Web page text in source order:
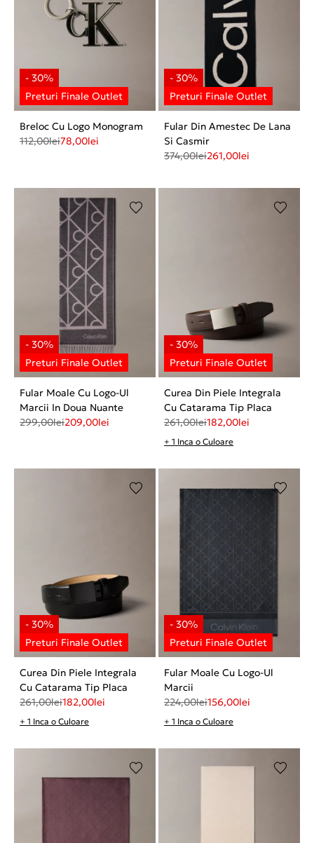
Breloc Cu Logo Monogram
112,00lei78,00lei
Fular Din Amestec De Lana
Si Casmir
374,00lei261,00lei
Fular Moale Cu Logo-Ul
Marcii In Doua Nuante
299,00lei209,00lei
Curea Din Piele Integrala
Cu Catarama Tip Placa
261,00lei182,00lei
+ 1 Inca o Culoare
Curea Din Piele Integrala
Cu Catarama Tip Placa
261,00lei182,00lei
+ 1 Inca o Culoare
Fular Moale Cu Logo-Ul
Marcii
224,00lei156,00lei
+ 1 Inca o Culoare